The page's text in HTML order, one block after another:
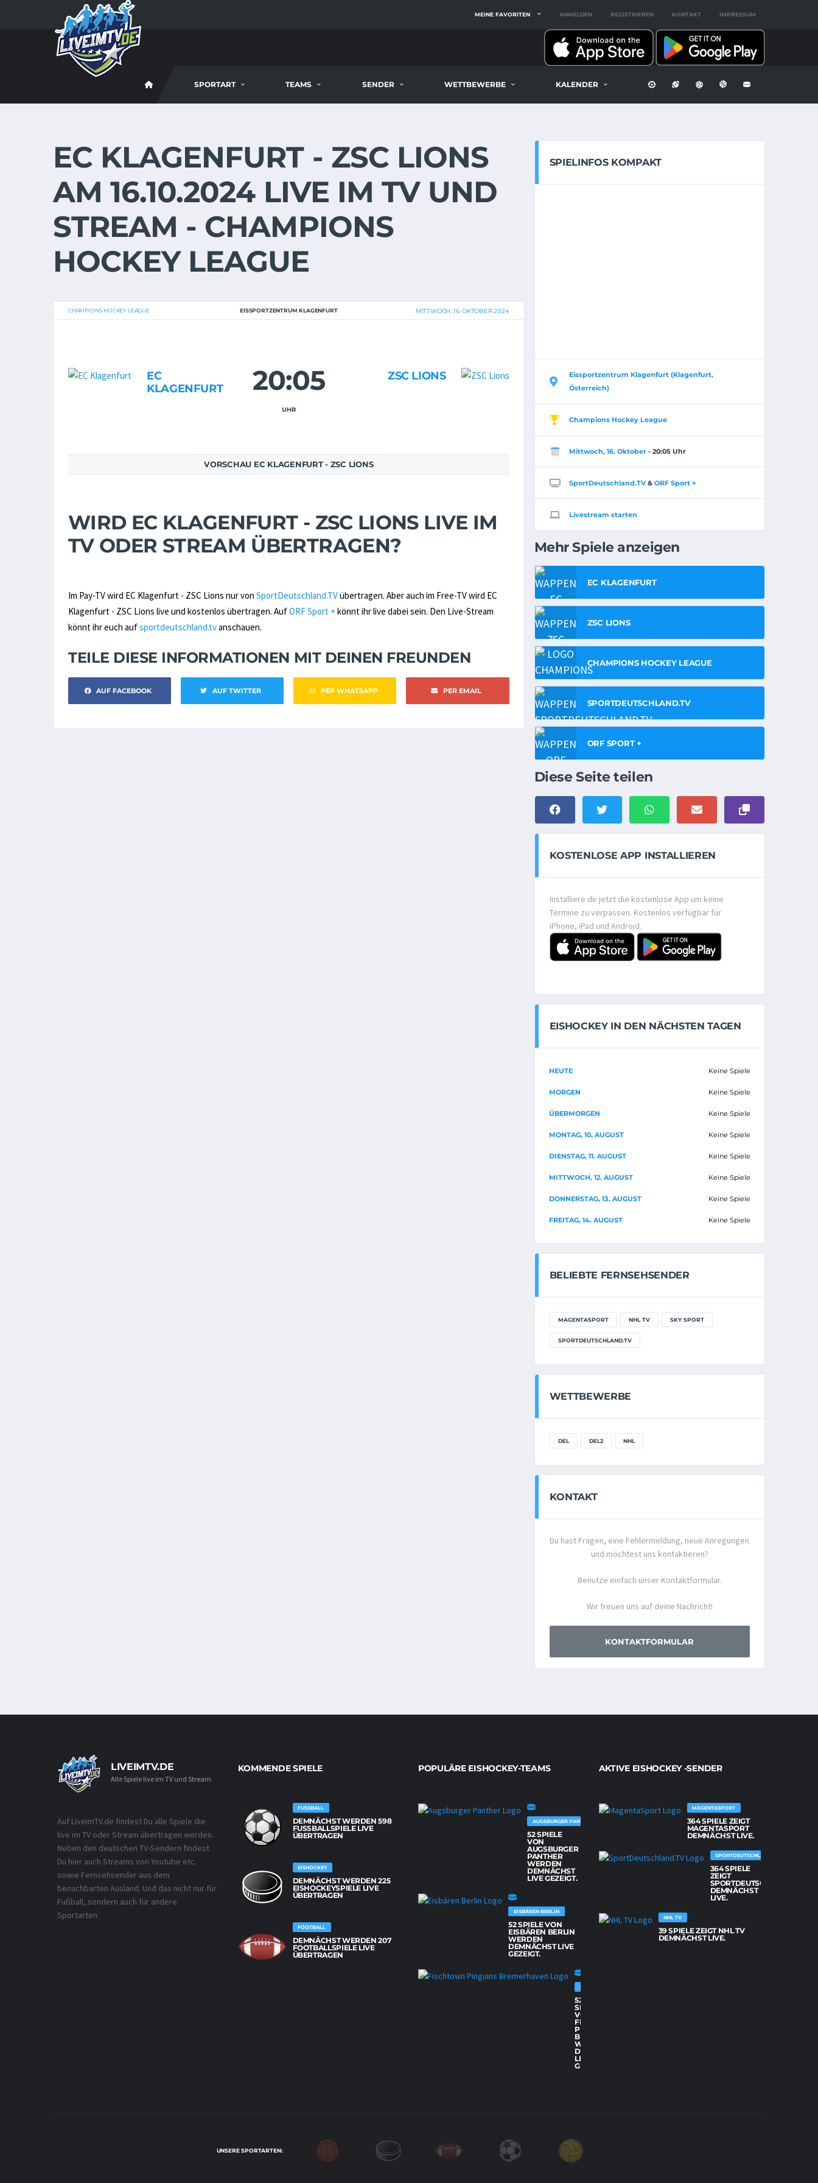
MEINE FAVORITEN ANMELDEN REGISTRIEREN KONTAKT IMPRESSUM
SPORTART TEAMS SENDER WETTBEWERBE KALENDER
EC KLAGENFURT - ZSC LIONS
AM 16.10.2024 LIVE IM TV UND
STREAM - CHAMPIONS
HOCKEY LEAGUE
CHAMPIONS HOCKEY LEAGUE EISSPORTZENTRUM KLAGENFURT MITTWOCH, 16. OKTOBER 2024
EC
KLAGENFURT
20:05
UHR
ZSC LIONS
VORSCHAU EC KLAGENFURT - ZSC LIONS
WIRD EC KLAGENFURT - ZSC LIONS LIVE IM
TV ODER STREAM ÜBERTRAGEN?
Im Pay-TV wird EC Klagenfurt - ZSC Lions nur von SportDeutschland.TVübertragen. Aber auch im Free-TV wird EC
Klagenfurt - ZSC Lions live und kostenlos übertragen. AufORF Sport + könnt ihr live dabei sein. Den Live-Stream
könnt ihr euch aufsportdeutschland.tvanschauen.
TEILE DIESE INFORMATIONEN MIT DEINEN FREUNDEN
AUF FACEBOOK AUF TWITTER PER WHATSAPP PER EMAIL
SPIELINFOS KOMPAKT
Eissportzentrum Klagenfurt (Klagenfurt,
Österreich)
Champions Hockey League
Mittwoch, 16. Oktober- 20:05 Uhr
SportDeutschland.TV& ORF Sport +
Livestream starten
Mehr Spiele anzeigen
EC KLAGENFURT
ZSC LIONS
CHAMPIONS HOCKEY LEAGUE
SPORTDEUTSCHLAND.TV
ORF SPORT +
Diese Seite teilen
KOSTENLOSE APP INSTALLIEREN
Installiere dir jetzt die kostenlose App um keine
Termine zu verpassen. Kostenlos verfügbar für
iPhone, iPad und Android.
EISHOCKEY IN DEN NÄCHSTEN TAGEN
HEUTE Keine Spiele
MORGEN Keine Spiele
ÜBERMORGEN Keine Spiele
MONTAG, 10. AUGUST Keine Spiele
DIENSTAG, 11. AUGUST Keine Spiele
MITTWOCH, 12. AUGUST Keine Spiele
DONNERSTAG, 13. AUGUST Keine Spiele
FREITAG, 14. AUGUST Keine Spiele
BELIEBTE FERNSEHSENDER
MAGENTASPORT NHL TV SKY SPORT
SPORTDEUTSCHLAND.TV
WETTBEWERBE
DEL DEL2 NHL
KONTAKT
Du hast Fragen, eine Fehlermeldung, neue Anregungen
und möchtest uns kontaktieren?
Benutze einfach unser Kontaktformular.
Wir freuen uns auf deine Nachricht!
KONTAKTFORMULAR
LIVEIMTV.DE
Alle Spiele live im TV und Stream
Auf LiveimTV.de findest Du alle Spiele die
live im TV oder Stream übertragen werden.
Neben den deutschen TV-Sendern findest
Du hier auch Streams von Youtube etc.
sowie Fernsehsender aus dem
benachbarten Ausland. Und das nicht nur für
Fußball, sondern auch für andere
Sportarten.
KOMMENDE SPIELE
FUSSBALL
DEMNÄCHST WERDEN 598
FUSSBALLSPIELE LIVE Ü
BERTRAGEN
EISHOCKEY
DEMNÄCHST WERDEN 225
EISHOCKEYSPIELE LIVE
ÜBERTRAGEN
FOOTBALL
DEMNÄCHST WERDEN 207
FOOTBALLSPIELE LIVE
ÜBERTRAGEN
POPULÄRE EISHOCKEY-TEAMS
AUGSBURGER PANTHER
52 SPIELE
VON
AUGSBURGER
PANTHER
WERDEN
DEMNÄCHST
LIVE GEZEIGT.
EISBÄREN BERLIN
52 SPIELE VON
EISBÄREN BERLIN
WERDEN
DEMNÄCHST LIVE
GEZEIGT.
FISCHTOWN PINGUINS BREMERHAVEN
52
SPIELE
VON
FISCHTOWN
PINGUINS
BREMERHAVEN
WERDEN
DEMNÄCHST
LIVE
GEZEIGT.
AKTIVE EISHOCKEY -SENDER
MAGENTASPORT
364 SPIELE ZEIGT
MAGENTASPORT
DEMNÄCHST LIVE.
SPORTDEUTSCHLAND.TV
364 SPIELE
ZEIGT
SPORTDEUTSCHLAND.TV
DEMNÄCHST
LIVE.
NHL TV
39 SPIELE ZEIGT NHL TV
DEMNÄCHST LIVE.
UNSERE SPORTARTEN: